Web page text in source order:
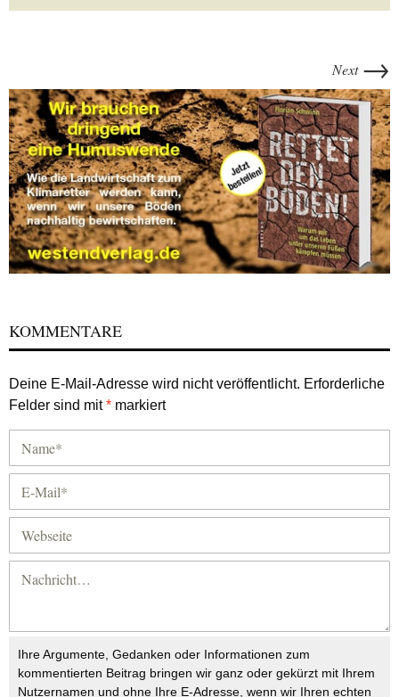
Next →
KOMMENTARE
Deine E-Mail-Adresse wird nicht veröffentlicht. Erforderliche
Felder sind mit* markiert
Ihre Argumente, Gedanken oder Informationen zum
kommentierten Beitrag bringen wir ganz oder gekürzt mit Ihrem
Nutzernamen und ohne Ihre E-Adresse, wenn wir Ihren echten